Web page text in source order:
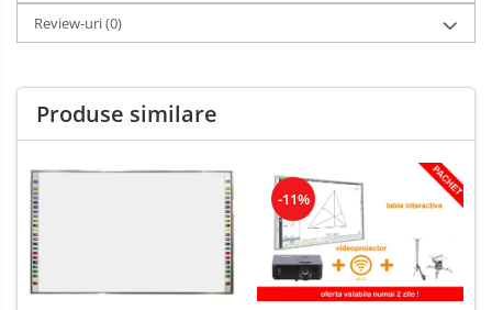
Review-uri(0)
Produse similare
-11%